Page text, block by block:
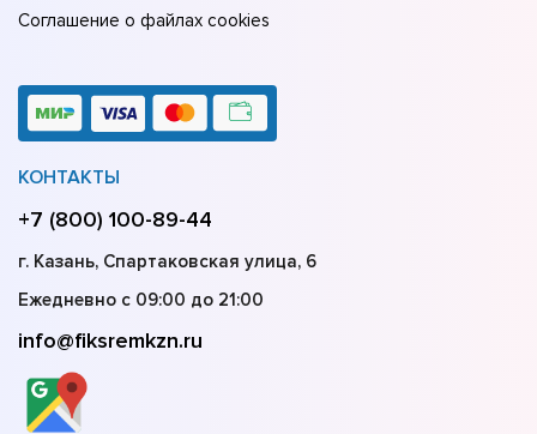
Соглашение о файлах cookies
КОНТАКТЫ
+7 (800) 100-89-44
г. Казань, Спартаковская улица, 6
Ежедневно с 09:00 до 21:00
info@fiksremkzn.ru